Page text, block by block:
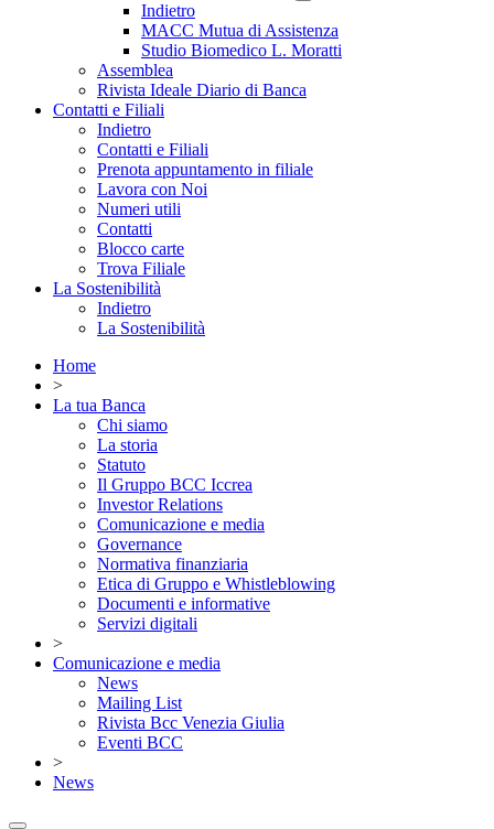
Indietro
MACC Mutua di Assistenza
Studio Biomedico L. Moratti
Assemblea
Rivista Ideale Diario di Banca
Contatti e Filiali
Indietro
Contatti e Filiali
Prenota appuntamento in filiale
Lavora con Noi
Numeri utili
Contatti
Blocco carte
Trova Filiale
La Sostenibilità
Indietro
La Sostenibilità
Home
>
La tua Banca
Chi siamo
La storia
Statuto
Il Gruppo BCC Iccrea
Investor Relations
Comunicazione e media
Governance
Normativa finanziaria
Etica di Gruppo e Whistleblowing
Documenti e informative
Servizi digitali
>
Comunicazione e media
News
Mailing List
Rivista Bcc Venezia Giulia
Eventi BCC
>
News